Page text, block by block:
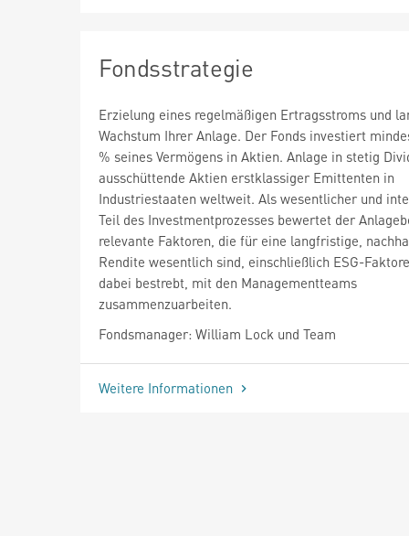
Fondsstrategie
Erzielung eines regelmäßigen Ertragsstroms und
Wachstum Ihrer Anlage. Der Fonds investiert
% seines Vermögens in Aktien. Anlage in stetig
ausschüttende Aktien erstklassiger Emittenten in
Industriestaaten weltweit. Als wesentlicher und
Teil des Investmentprozesses bewertet der
relevante Faktoren, die für eine langfristige,
Rendite wesentlich sind, einschließlich ESG-
dabei bestrebt, mit den Managementteams
zusammenzuarbeiten.
Fondsmanager: William Lock und Team
Weitere Informationen